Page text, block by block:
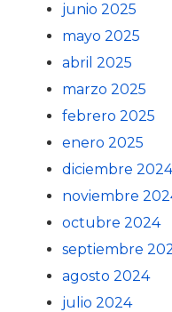
junio 2025
mayo 2025
abril 2025
marzo 2025
febrero 2025
enero 2025
diciembre 2024
noviembre
octubre 2024
septiembre
agosto 2024
julio 2024